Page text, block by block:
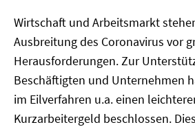
Wirtschaft und Arbeitsmarkt
Ausbreitung des Coronavirus vor
Herausforderungen. Zur
Beschäftigten und Unternehmen
im Eilverfahren u.a. einen
Kurzarbeitergeld beschlossen.